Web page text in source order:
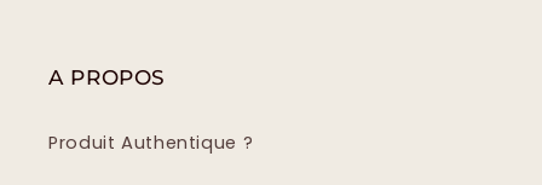
A PROPOS
Produit Authentique ?